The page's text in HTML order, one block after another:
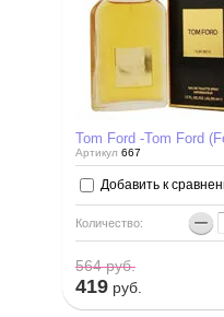
Tom Ford -Tom Ford
Артикул 667
Добавить к
Количество: −
564руб.
419 руб.